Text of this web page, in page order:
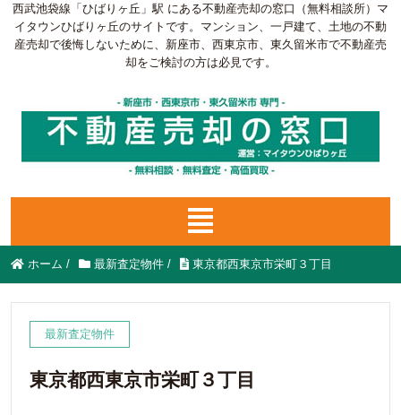
西武池袋線「ひばりヶ丘」駅 にある不動産売却の窓口（無料相談所）マ
イタウンひばりヶ丘のサイトです。マンション、一戸建て、土地の不動
産売却で後悔しないために、新座市、西東京市、東久留米市で不動産売
却をご検討の方は必見です。
ホーム / 最新査定物件 / 東京都西東京市栄町３丁目
最新査定物件
東京都西東京市栄町３丁目